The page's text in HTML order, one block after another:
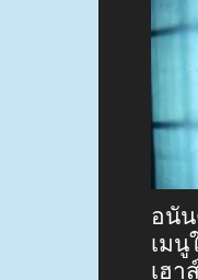
อนัน
เมนู
เฮา